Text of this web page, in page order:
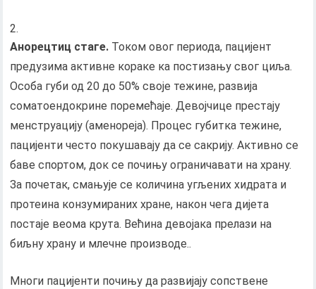
Анорецтиц стаге. Током овог периода, пацијент
предузима активне кораке ка постизању свог циља.
Особа губи од 20 до 50% своје тежине, развија
соматоендокрине поремећаје. Девојчице престају
менструацију (аменореја). Процес губитка тежине,
пацијенти често покушавају да се сакрију. Активно се
баве спортом, док се почињу ограничавати на храну.
За почетак, смањује се количина угљених хидрата и
протеина конзумираних хране, након чега дијета
постаје веома крута. Већина девојака прелази на
биљну храну и млечне производе..
Многи пацијенти почињу да развијају сопствене